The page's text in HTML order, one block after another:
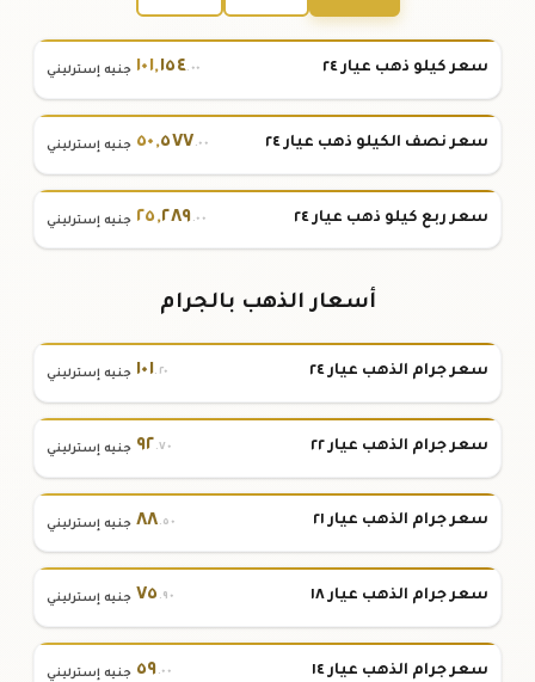
سعر كيلو ذهب عيار ٢٤ ١٠١,١٥٤.٠٠ جنيه إسترليني
سعر نصف الكيلو ذهب عيار ٢٤ ٥٠,٥٧٧.٠٠ جنيه إسترليني
سعر ربع كيلو ذهب عيار ٢٤ ٢٥,٢٨٩.٠٠ جنيه إسترليني
أسعار الذهب بالجرام
سعر جرام الذهب عيار ٢٤ ١٠١.٢٠ جنيه إسترليني
سعر جرام الذهب عيار ٢٢ ٩٢.٧٠ جنيه إسترليني
سعر جرام الذهب عيار ٢١ ٨٨.٥٠ جنيه إسترليني
سعر جرام الذهب عيار ١٨ ٧٥ .٩٠ جنيه إسترليني
سعر جرام الذهب عيار ١٤ ٥٩.٠٠ جنيه إسترليني